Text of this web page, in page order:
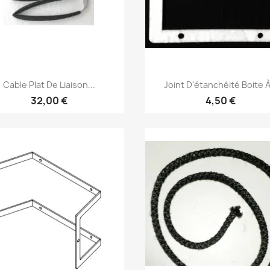
Aperçu rapide
Cable Plat De Liaison...
32,00 €
Aperçu rapide
Joint D'étanchéité Boite
4,50 €